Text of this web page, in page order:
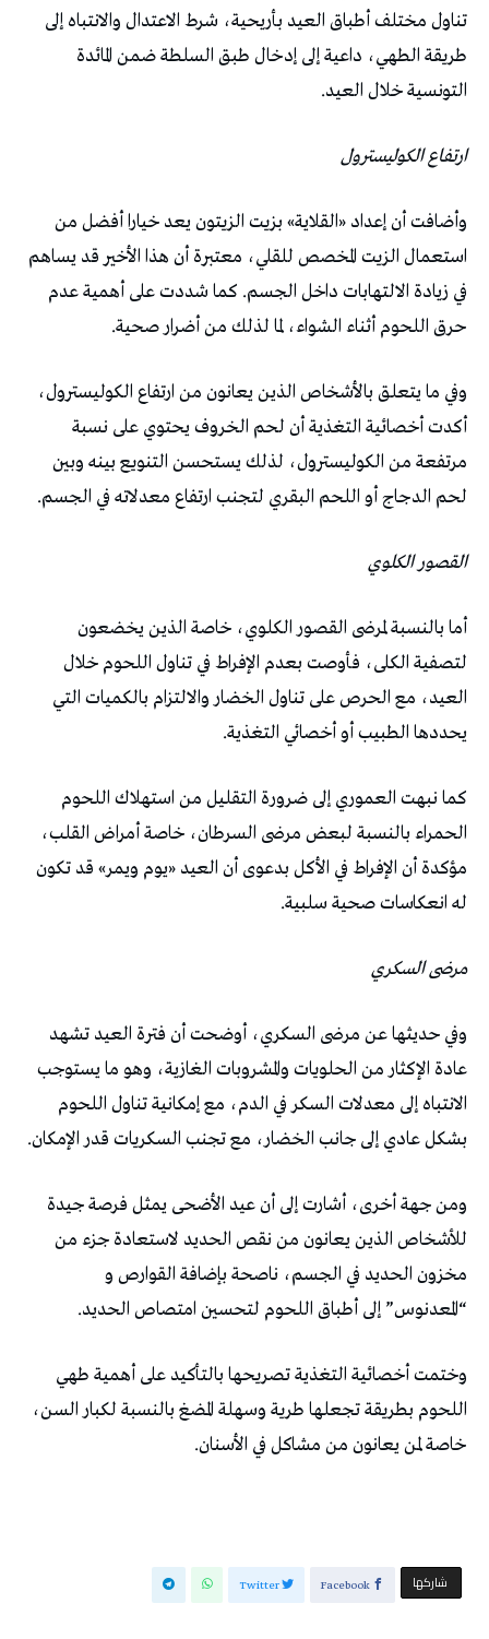
تناول مختلف أطباق العيد بأريحية، شرط الاعتدال والانتباه إلى
طريقة الطهي، داعية إلى إدخال طبق السلطة ضمن المائدة
التونسية خلال العيد.
ارتفاع الكوليسترول
وأضافت أن إعداد «القلاية» بزيت الزيتون يعد خيارا أفضل من
استعمال الزيت المخصص للقلي، معتبرة أن هذا الأخير قد يساهم
في زيادة الالتهابات داخل الجسم. كما شددت على أهمية عدم
حرق اللحوم أثناء الشواء، لما لذلك من أضرار صحية.
وفي ما يتعلق بالأشخاص الذين يعانون من ارتفاع الكوليسترول،
أكدت أخصائية التغذية أن لحم الخروف يحتوي على نسبة
مرتفعة من الكوليسترول، لذلك يستحسن التنويع بينه وبين
لحم الدجاج أو اللحم البقري لتجنب ارتفاع معدلاته في الجسم.
القصور الكلوي
أما بالنسبة لمرضى القصور الكلوي، خاصة الذين يخضعون
لتصفية الكلى، فأوصت بعدم الإفراط في تناول اللحوم خلال
العيد، مع الحرص على تناول الخضار والالتزام بالكميات التي
يحددها الطبيب أو أخصائي التغذية.
كما نبهت العموري إلى ضرورة التقليل من استهلاك اللحوم
الحمراء بالنسبة لبعض مرضى السرطان، خاصة أمراض القلب،
مؤكدة أن الإفراط في الأكل بدعوى أن العيد «يوم ويمر» قد تكون
له انعكاسات صحية سلبية.
مرضى السكري
وفي حديثها عن مرضى السكري، أوضحت أن فترة العيد تشهد
عادة الإكثار من الحلويات والمشروبات الغازية، وهو ما يستوجب
الانتباه إلى معدلات السكر في الدم، مع إمكانية تناول اللحوم
بشكل عادي إلى جانب الخضار، مع تجنب السكريات قدر الإمكان.
ومن جهة أخرى، أشارت إلى أن عيد الأضحى يمثل فرصة جيدة
للأشخاص الذين يعانون من نقص الحديد لاستعادة جزء من
مخزون الحديد في الجسم، ناصحة بإضافة القوارص و
“المعدنوس” إلى أطباق اللحوم لتحسين امتصاص الحديد.
وختمت أخصائية التغذية تصريحها بالتأكيد على أهمية طهي
اللحوم بطريقة تجعلها طرية وسهلة المضغ بالنسبة لكبار السن،
خاصة لمن يعانون من مشاكل في الأسنان.
‫‫ شاركها‬ Facebook
Twitter